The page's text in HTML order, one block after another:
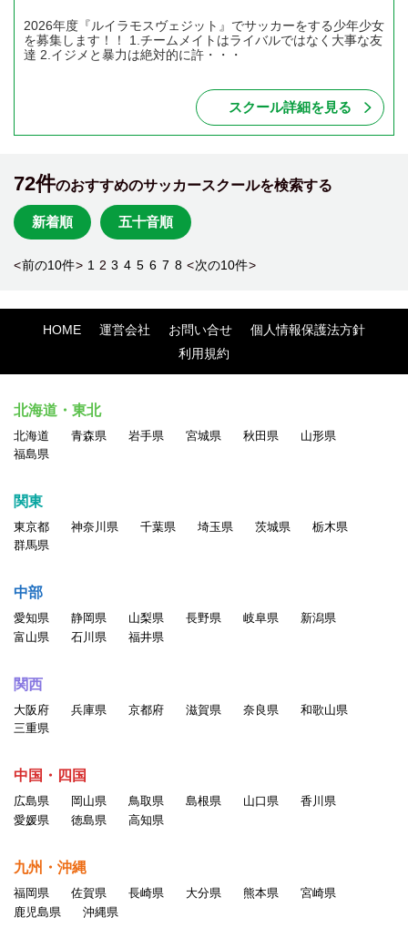
2026年度『ルイラモスヴェジット』でサッカーをする少年少女
を募集します！！ 1.チームメイトはライバルではなく大事な友
達 2.イジメと暴力は絶対的に許・・・
スクール詳細を見る
72件のおすすめのサッカースクールを検索する
新着順 五十音順
<前の10件> 1 2 3 4 5 6 7 8 <次の10件>
HOME 運営会社 お問い合せ
個人情報保護法方針
利用規約
北海道・東北
北海道 青森県 岩手県 宮城県 秋田県
山形県
福島県
関東
東京都 神奈川県 千葉県 埼玉県 茨城県
栃木県
群馬県
中部
愛知県 静岡県 山梨県 長野県 岐阜県
新潟県
富山県
石川県 福井県
関西
大阪府 兵庫県 京都府 滋賀県 奈良県
和歌山県
三重県
中国・四国
広島県 岡山県 鳥取県 島根県 山口県
香川県
愛媛県
徳島県 高知県
九州・沖縄
福岡県 佐賀県 長崎県 大分県 熊本県
宮崎県
鹿児島県
沖縄県